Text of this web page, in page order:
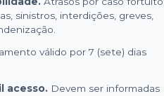
sinistros, interdições, greves,
válido por 7 (sete) dias
acesso. Devem ser informadas